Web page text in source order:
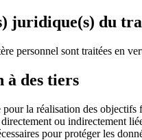
juridique(s) du
personnel sont traitées en
à des tiers
pour la réalisation des
ou indirectement
pour protéger les